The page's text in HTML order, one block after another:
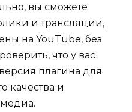
вы сможете
и трансляции,
на YouTube, без
что у вас
плагина для
качества и